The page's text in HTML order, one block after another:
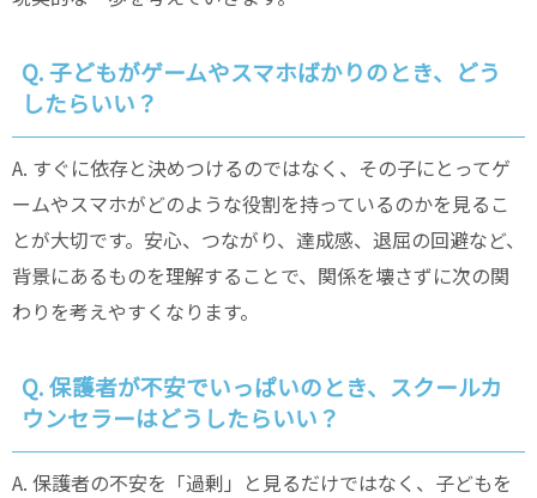
Q. 子どもがゲームやスマホばかりのとき、どう
したらいい？
A. すぐに依存と決めつけるのではなく、その子にとってゲ
ームやスマホがどのような役割を持っているのかを見るこ
とが大切です。安心、つながり、達成感、退屈の回避など、
背景にあるものを理解することで、関係を壊さずに次の関
わりを考えやすくなります。
Q. 保護者が不安でいっぱいのとき、スクールカ
ウンセラーはどうしたらいい？
A. 保護者の不安を「過剰」と見るだけではなく、子どもを